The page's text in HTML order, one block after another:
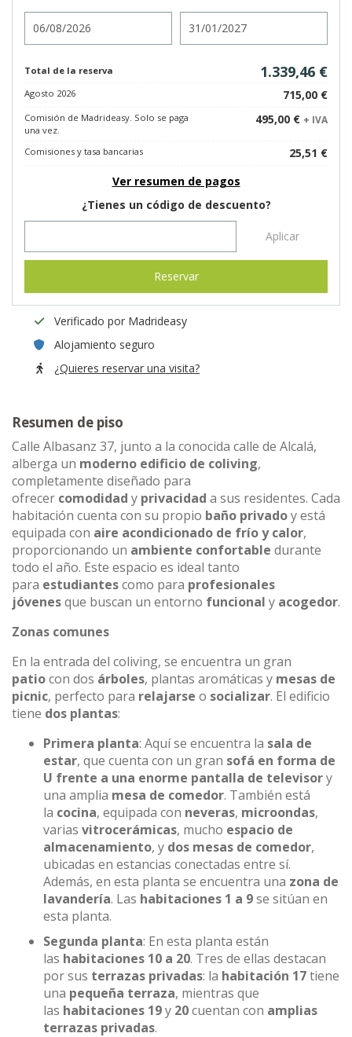
Total de la reserva 1.339,46 €
Agosto 2026 715,00 €
Comisión de Madrideasy. Solo se paga
una vez.
495,00 € + IVA
Comisiones y tasa bancarias
25,51 €
Ver resumen de pagos
¿Tienes un código de descuento?
Aplicar
Reservar
Verificado por Madrideasy
Alojamiento seguro
¿Quieres reservar una visita?
Resumen de piso
Calle Albasanz 37, junto a la conocida calle de Alcalá,
alberga un moderno edificio de coliving,
completamente diseñado para
ofrecer comodidad y privacidad a sus residentes. Cada
habitación cuenta con su propio baño privadoy está
equipada con aire acondicionado de frío y calor,
proporcionando un ambiente confortable durante
todo el año. Este espacio es ideal tanto
para estudiantescomo para profesionales
jóvenesque buscan un entorno funcional y acogedor.
Zonas comunes
En la entrada del coliving, se encuentra un gran
patiocon dos árboles, plantas aromáticas y mesas de
picnic, perfecto para relajarse o socializar. El edificio
tiene dos plantas:
Primera planta: Aquí se encuentra la sala de
estar, que cuenta con un gran sofá en forma de
U frente a una enorme pantalla de televisory
una amplia mesa de comedor. También está
la cocina, equipada con neveras, microondas,
varias vitrocerámicas, mucho espacio de
almacenamiento, y dos mesas de comedor,
ubicadas en estancias conectadas entre sí.
Además, en esta planta se encuentra una zona de
lavandería. Las habitaciones 1 a 9se sitúan en
esta planta.
Segunda planta: En esta planta están
las habitaciones 10 a 20. Tres de ellas destacan
por sus terrazas privadas: la habitación 17tiene
una pequeña terraza, mientras que
las habitaciones 19y 20cuentan con amplias
terrazas privadas.